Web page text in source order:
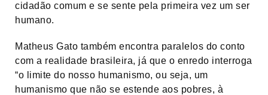
cidadão comum e se sente pela primeira vez um ser
humano.
Matheus Gato também encontra paralelos do conto
com a realidade brasileira, já que o enredo interroga
“o limite do nosso humanismo, ou seja, um
humanismo que não se estende aos pobres, à